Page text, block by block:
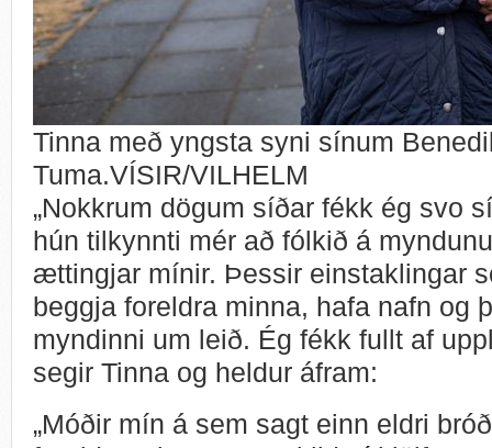
Tinna með yngsta syni sínum
Tuma.VÍSIR/VILHELM
„Nokkrum dögum síðar fékk ég svo
hún tilkynnti mér að fólkið á
ættingjar mínir. Þessir einstaklingar
beggja foreldra minna, hafa nafn og
myndinni um leið. Ég fékk fullt af
segir Tinna og heldur áfram:
„Móðir mín á sem sagt einn eldri